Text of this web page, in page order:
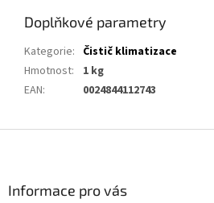
Doplňkové parametry
Kategorie: Čistič klimatizace
Hmotnost:
1 kg
EAN: 0024844112743
Informace pro vás